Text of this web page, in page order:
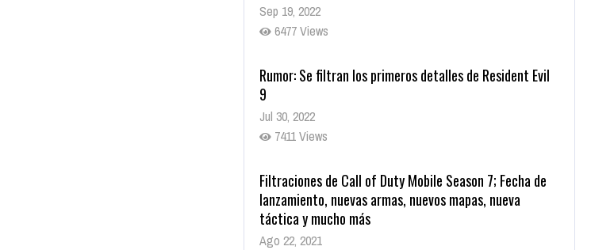
Sep 19, 2022
6477 Views
Rumor: Se filtran los primeros detalles de Resident Evil
9
Jul 30, 2022
7411 Views
Filtraciones de Call of Duty Mobile Season 7; Fecha de
lanzamiento, nuevas armas, nuevos mapas, nueva
táctica y mucho más
Ago 22, 2021